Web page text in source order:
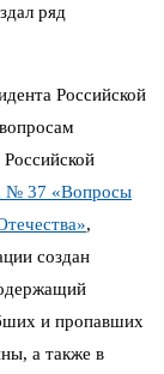
ряд
Российской
№ 37 «Вопросы
,
создан
и пропавших
а также в